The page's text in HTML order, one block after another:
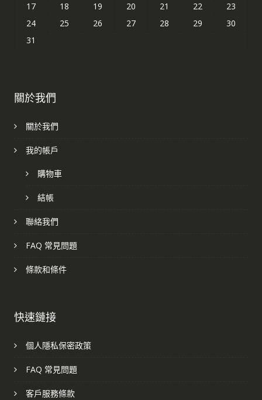
17
18 19 20 21 22
23
24
25 26 27 28 29
30
31
關於我們
關於我們
我的帳戶
購物車
結帳
聯絡我們
FAQ 常見問題
條款和條件
快速鏈接
個人隱私保密政策
FAQ 常見問題
客戶服務條款